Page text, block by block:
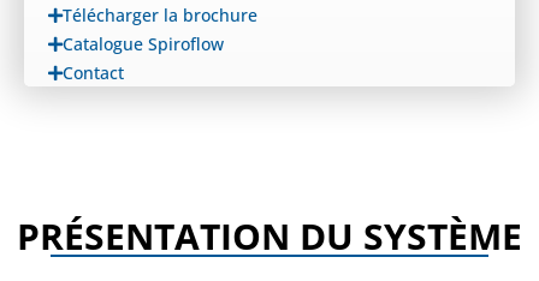
Télécharger la brochure
Catalogue Spiroflow
Contact
PRÉSENTATION DU SYSTÈME